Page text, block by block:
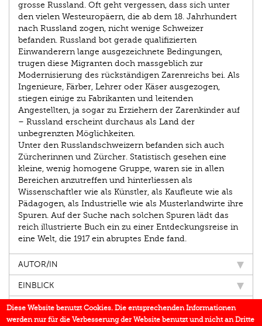
grosse Russ­land. Oft geht vergessen, dass sich unter
den vielen Westeuropäern, die ab dem 18. Jahrhundert
nach Russland zogen, nicht wenige Schweizer
befanden. Russland bot gerade qualifizierten
Einwanderern lange ausgezeichnete Bedingungen,
trugen diese Migranten doch massgeblich zur
Modernisierung des rückständigen Zarenreichs bei. Als
Ingenieure, Färber, Lehrer oder Käser ausgezogen,
stiegen einige zu Fabrikanten und leitenden
Angestellten, ja sogar zu Erziehern der Zarenkinder auf
– Russland erscheint durchaus als Land der
unbegrenzten Möglichkeiten.
Unter den Russlandschweizern befanden sich auch
Zürcherinnen und Zürcher. Statistisch gesehen eine
kleine, wenig homogene Gruppe, waren sie in allen
Bereichen anzutreffen und hinterliessen als
Wissenschaftler wie als Künstler, als Kaufleute wie als
Pädagogen, als Industrielle wie als Musterlandwirte ihre
Spuren. Auf der Suche nach solchen Spuren lädt das
reich illustrierte Buch ein zu einer Entdeckungsreise in
eine Welt, die 1917 ein abruptes Ende fand.
AUTOR/IN
EINBLICK
IN DEN MEDIEN
Diese Website benutzt Cookies. Die entsprechenden Informationen
werden nur für die Verbesserung der Website benutzt und nicht an Dritte